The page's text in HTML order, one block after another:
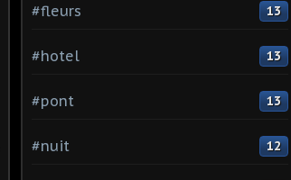
#fleurs 13
#hotel 13
#pont 13
#nuit 12